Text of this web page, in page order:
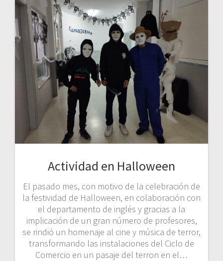
Actividad en Halloween
El pasado mes, con motivo de la celebración de
la festividad de Halloween, en colaboración con
el departamento de inglés y gracias a la
implicación de un gran número de profesores,
se rindió un homenaje al cine y música de terror,
transformando las instalaciones del Ciclo de
Comercio en un pasaje del terron en el…